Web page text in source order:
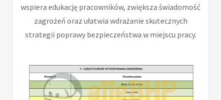
wspiera edukację pracowników, zwiększa świadomość
zagrożeń oraz ułatwia wdrażanie skutecznych
strategii poprawy bezpieczeństwa w miejscu pracy.